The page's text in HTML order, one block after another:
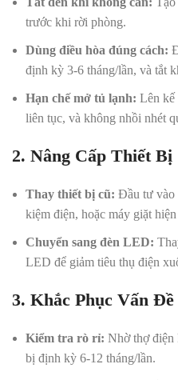
trước khi rời phòng.
Dùng điều hòa đúng cách:
định kỳ 3-6 tháng/lần, và tắt
Hạn chế mở tủ lạnh: Lên kế
liên tục, và không nhồi nhét
2. Nâng Cấp Thiết Bị
Thay thiết bị cũ: Đầu tư vào
kiệm điện, hoặc máy giặt
Chuyển sang đèn LED:
LED để giảm tiêu thụ điện
3. Khắc Phục Vấn
Kiểm tra rò rỉ: Nhờ thợ điện
bị định kỳ 6-12 tháng/lần.